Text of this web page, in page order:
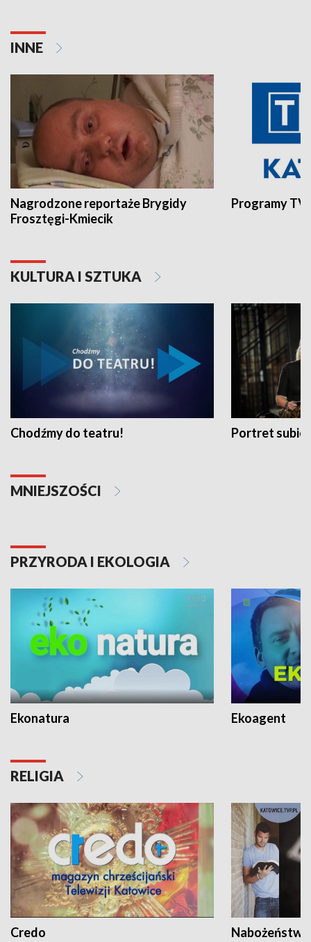
INNE
Nagrodzone reportaże Brygidy
Frosztęgi-Kmiecik
Programy
KULTURA I SZTUKA
Chodźmy do teatru! Portret
MNIEJSZOŚCI
PRZYRODA I EKOLOGIA
Ekonatura Ekoagent
RELIGIA
Credo